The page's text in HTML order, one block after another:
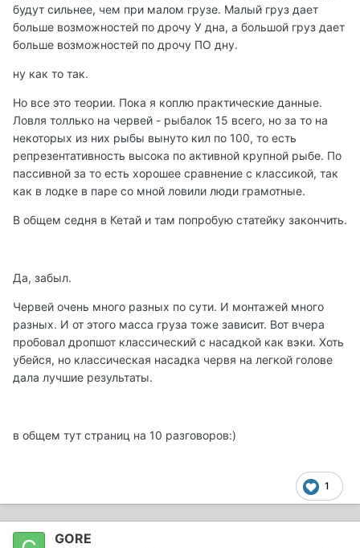
будут сильнее, чем при малом грузе. Малый груз дает
больше возможностей по дрочу У дна, а большой груз дает
больше возможностей по дрочу ПО дну.
ну как то так.
Но все это теории. Пока я коплю практические данные.
Ловля толлько на червей - рыбалок 15 всего, но за то на
некоторых из них рыбы вынуто кил по 100, то есть
репрезентативность высока по активной крупной рыбе. По
пассивной за то есть хорошее сравнение с классикой, так
как в лодке в паре со мной ловили люди грамотные.
В общем седня в Кетай и там попробую статейку закончить.
Да, забыл.
Червей очень много разных по сути. И монтажей много
разных. И от этого масса груза тоже зависит. Вот вчера
пробовал дропшот классический с насадкой как вэки. Хоть
убейся, но классическая насадка червя на легкой голове
дала лучшие результаты.
в общем тут страниц на 10 разговоров:)
1
GORE